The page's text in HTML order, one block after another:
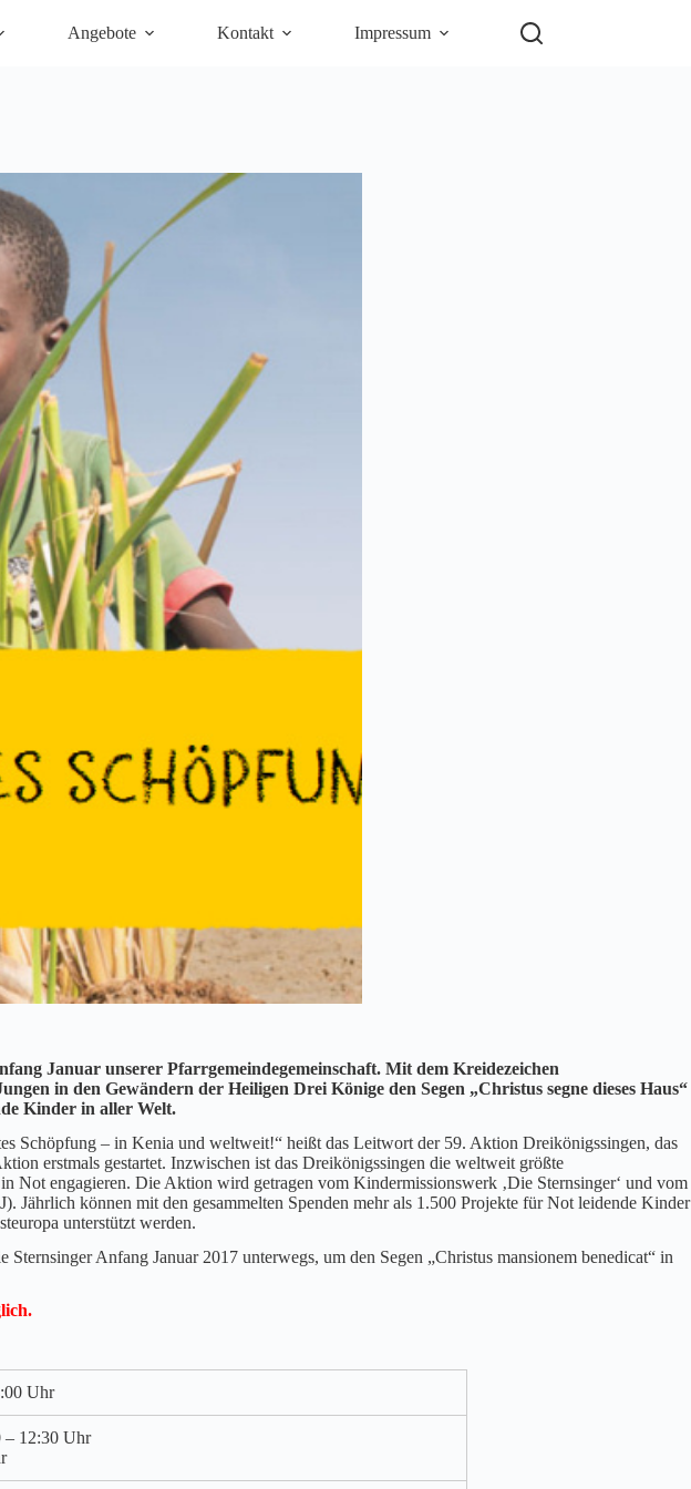
Angebote Kontakt Impressum
Januar unserer Pfarrgemeindegemeinschaft. Mit dem Kreidezeichen
in den Gewändern der Heiligen Drei Könige den Segen „Christus segne dieses Haus“
Kinder in aller Welt.
Schöpfung – in Kenia und weltweit!“ heißt das Leitwort der 59. Aktion Dreikönigssingen, das
erstmals gestartet. Inzwischen ist das Dreikönigssingen die weltweit größte
Not engagieren. Die Aktion wird getragen vom Kindermissionswerk ‚Die Sternsinger‘ und vom
Jährlich können mit den gesammelten Spenden mehr als 1.500 Projekte für Not leidende Kinder
unterstützt werden.
Anfang Januar 2017 unterwegs, um den Segen „Christus mansionem benedicat“ in
Uhr
– 12:30 Uhr